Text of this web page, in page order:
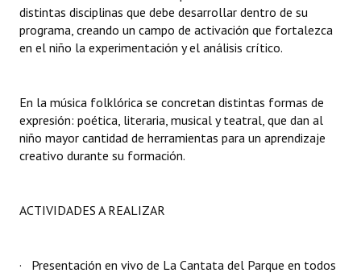
distintas disciplinas que debe desarrollar dentro de su
programa, creando un campo de activación que fortalezca
en el niño la experimentación y el análisis crítico.
En la música folklórica se concretan distintas formas de
expresión: poética, literaria, musical y teatral, que dan al
niño mayor cantidad de herramientas para un aprendizaje
creativo durante su formación.
ACTIVIDADES A REALIZAR
· Presentación en vivo de La Cantata del Parque en todos